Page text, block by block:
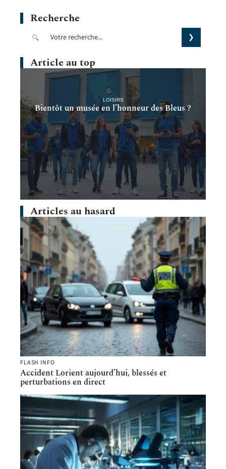
Recherche
Article au top
LOISIRS
Bientôt un musée en l’honneur des Bleus ?
Articles au hasard
FLASH INFO
Accident Lorient aujourd’hui, blessés et
perturbations en direct